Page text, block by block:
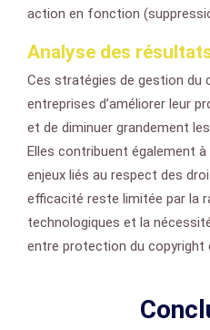
action en fonction
Analyse des
Ces stratégies de gestion du
entreprises d’améliorer leur
et de diminuer grandement
Elles contribuent également
enjeux liés au respect des
efficacité reste limitée par la
technologiques et la
entre protection du copyright